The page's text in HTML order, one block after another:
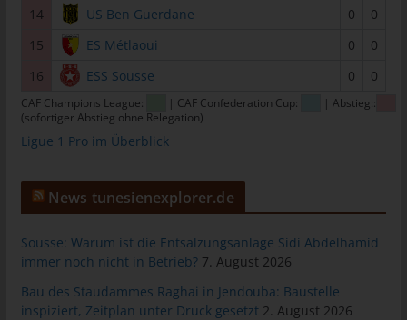
14
US Ben Guerdane 0
0
15
ES Métlaoui 0
0
16
ESS Sousse 0 0
CAF Champions League: | CAF Confederation Cup:
| Abstieg::
(sofortiger Abstieg ohne Relegation)
Ligue 1 Pro im Überblick
News tunesienexplorer.de
Sousse: Warum ist die Entsalzungsanlage Sidi Abdelhamid
immer noch nicht in Betrieb? 7. August 2026
Bau des Staudammes Raghai in Jendouba: Baustelle
inspiziert, Zeitplan unter Druck gesetzt 2. August 2026
tunesienfussball.de
Uwe Wassenberg
Rue 2 Mars
4022 Akouda - Tunesien
Telefon: +216 216 16 616
Cookies
Die Internetseiten verwenden Cookies. Cookies sind
Textdateien, welche über einen Internetbrowser auf einem
Zahlreiche Internetseiten und Server verwenden Cookies. Viele